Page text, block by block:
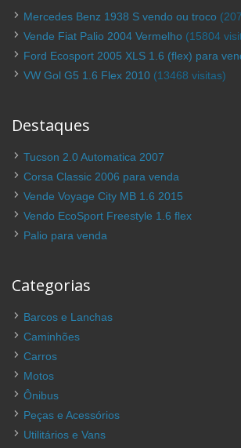
Mercedes Benz 1938 S vendo ou troco
Vende Fiat Palio 2004 Vermelho (15804
Ford Ecosport 2005 XLS 1.6 (flex) para
VW Gol G5 1.6 Flex 2010 (13468 visitas)
Destaques
Tucson 2.0 Automatica 2007
Corsa Classic 2006 para venda
Vende Voyage City MB 1.6 2015
Vendo EcoSport Freestyle 1.6 flex
Palio para venda
Categorias
Barcos e Lanchas
Caminhões
Carros
Motos
Ônibus
Peças e Acessórios
Utilitários e Vans